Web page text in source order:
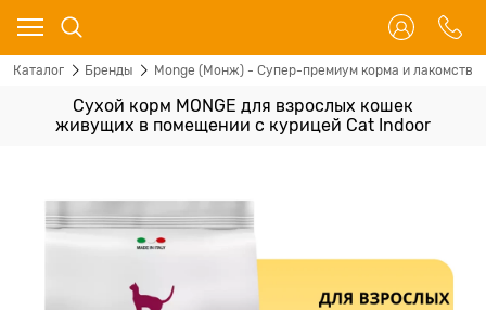
Каталог Бренды Monge (Монж) - Супер-премиум корма и лакомства
Сухой корм MONGE для взрослых кошек
живущих в помещении с курицей Cat Indoor